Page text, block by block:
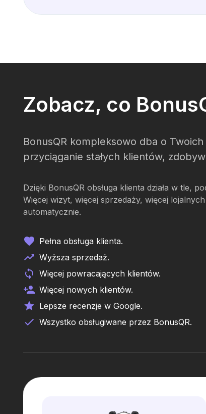
Zobacz, co
BonusQR kompleksowo dba o
przyciąganie stałych klientów,
Dzięki BonusQR obsługa klienta działa w tle,
Więcej wizyt, więcej sprzedaży, więcej
automatycznie.
Pełna obsługa klienta.
Wyższa sprzedaż.
Więcej powracających klientów.
Więcej nowych klientów.
Lepsze recenzje w Google.
Wszystko obsługiwane przez BonusQR.